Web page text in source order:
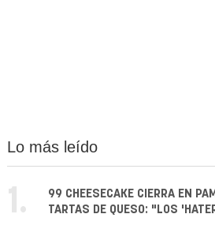
Lo más leído
1.
99 CHEESECAKE CIERRA EN
TARTAS DE QUESO: "LOS